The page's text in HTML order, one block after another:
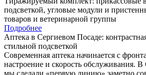
подсветкой, угловые модули и
товаров и ветеринарной группы
Подробнее
Аптека в Сергиевом Посаде:
стильной подсветкой
Современная аптека начинается с
настроение и скорость обслуживания.
мы сделали «первую линию» заметно